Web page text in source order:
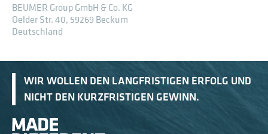
BEUMER Group GmbH & Co. KG
Oelder Str. 40, 59269 Beckum
Deutschland
WIR WOLLEN DEN LANGFRISTIGEN ERFOLG UND
NICHT DEN KURZFRISTIGEN GEWINN.